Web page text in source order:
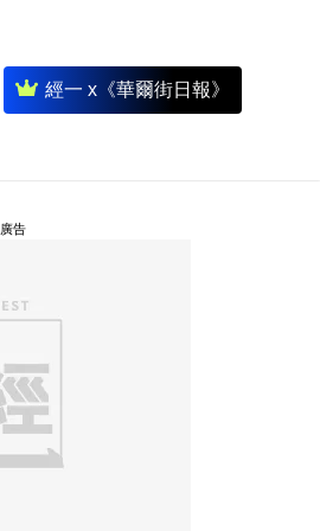
經一 x《華爾街日報》
廣告